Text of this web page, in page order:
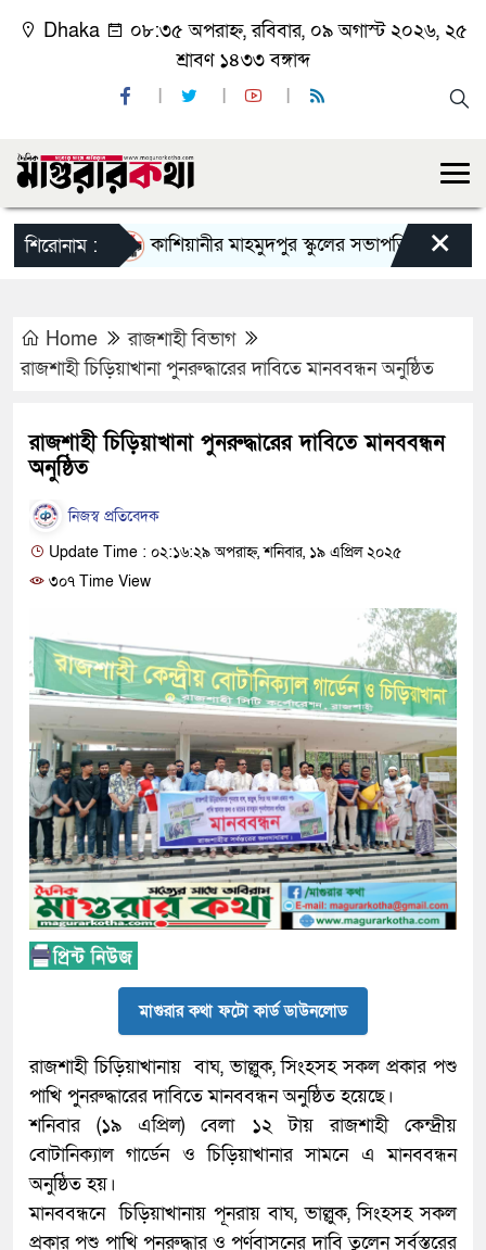
Dhaka
০৮:৩৫ অপরাহ্ন, রবিবার, ০৯ অগাস্ট ২০২৬, ২৫
শ্রাবণ ১৪৩৩ বঙ্গাব্দ
শিরোনাম : কাশিয়ানীর মাহমুদপুর স্কুলের সভাপতি হলেন গোবিন্দ
×
Home
রাজশাহী বিভাগ
রাজশাহী চিড়িয়াখানা পুনরুদ্ধারের দাবিতে মানববন্ধন অনুষ্ঠিত
রাজশাহী চিড়িয়াখানা পুনরুদ্ধারের দাবিতে মানববন্ধন
অনুষ্ঠিত
নিজস্ব প্রতিবেদক
Update Time : ০২:১৬:২৯ অপরাহ্ন, শনিবার, ১৯ এপ্রিল ২০২৫
৩০৭ Time View
মাগুরার কথা ফটো কার্ড ডাউনলোড
রাজশাহী চিড়িয়াখানায় বাঘ, ভাল্লুক, সিংহসহ সকল প্রকার পশু
পাখি পুনরুদ্ধারের দাবিতে মানববন্ধন অনুষ্ঠিত হয়েছে।
শনিবার (১৯ এপ্রিল) বেলা ১২ টায় রাজশাহী কেন্দ্রীয়
বোটানিক্যাল গার্ডেন ও চিড়িয়াখানার সামনে এ মানববন্ধন
অনুষ্ঠিত হয়।
মানববন্ধনে চিড়িয়াখানায় পূনরায় বাঘ, ভাল্লুক, সিংহসহ সকল
প্রকার পশু পাখি পুনরুদ্ধার ও পূর্ণবাসনের দাবি তুলেন সর্বস্তরের